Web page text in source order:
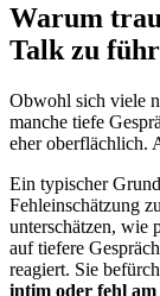
Warum
Talk zu
Obwohl sich viele
manche tiefe
eher oberflächlich.
Ein typischer
Fehleinschätzung
unterschätzen, wie
auf tiefere
reagiert. Sie
intim oder fehl am